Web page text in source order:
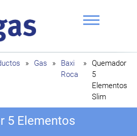
Ragas
» Gas »
Baxi
Roca
»
Quemador
5
Elementos
Slim
5 Elementos